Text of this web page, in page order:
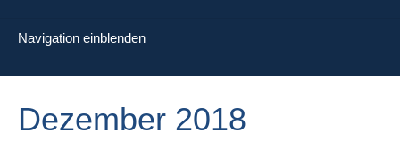
Navigation einblenden
Dezember 2018